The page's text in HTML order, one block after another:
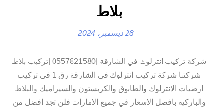
بلاط
28 ديسمبر، 2024
شركة تركيب انترلوك في الشارقة |0557821580 |تركيب بلاط
شركتنا شركة تركيب انترلوك في الشارقة رق 1 في تركيب
ارضيات الانترلوك والطابوق والكربستون والسيراميك والبلاط
والباركيه بافضل الاسعار في جميع الامارات فلن تجد افضل من